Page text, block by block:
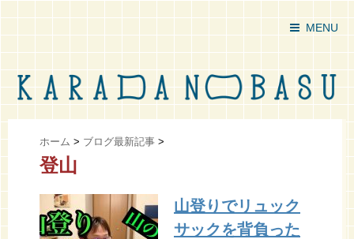
MENU
ホーム > ブログ最新記事 >
登山
山登りでリュック
サックを背負った